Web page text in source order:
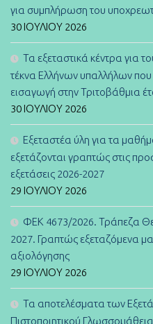
για συμπλήρωση του
30 ΙΟΥΛΊΟΥ 2026
Τα εξεταστικά κέντρα για
τέκνα Ελλήνων υπαλλήλων που
εισαγωγή στην Τριτοβάθμια
30 ΙΟΥΛΊΟΥ 2026
Εξεταστέα ύλη για τα
εξετάζονται γραπτώς στις
εξετάσεις 2026-2027
29 ΙΟΥΛΊΟΥ 2026
ΦΕΚ 4673/2026. Τράπεζα
2027. Γραπτώς εξεταζόμενα
αξιολόγησης
29 ΙΟΥΛΊΟΥ 2026
Τα αποτελέσματα των
Πιστοποιητικού